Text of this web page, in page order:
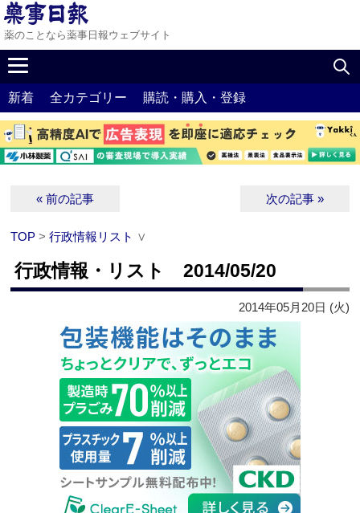
薬のことなら薬事日報ウェブサイト
新着 全カテゴリー 購読・購入・登録
« 前の記事 次の記事 »
TOP >行政情報リスト ∨
行政情報・リスト 2014/05/20
2014年05月20日 (火)